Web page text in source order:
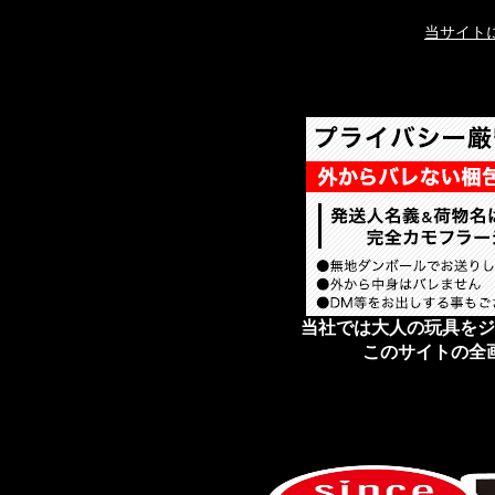
当サイト
当社では大人の玩具を
このサイトの全